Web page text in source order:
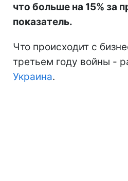
что больше на 15% за
показатель.
Что происходит с
третьем году войны -
Украина.